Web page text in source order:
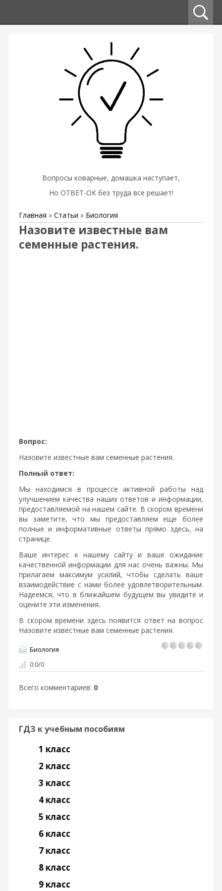
Вопросы коварные, домашка наступает,
Но ОТВЕТ-ОК без труда все решает!
Главная » Статьи » Биология
Назовите известные вам
семенные растения.
Вопрос:
Назовите известные вам семенные растения.
Полный ответ:
Мы находимся в процессе активной работы над
улучшением качества наших ответов и информации,
предоставляемой на нашем сайте. В скором времени
вы заметите, что мы предоставляем еще более
полные и информативные ответы прямо здесь, на
странице.
Ваше интерес к нашему сайту и ваше ожидание
качественной информации для нас очень важны. Мы
прилагаем максимум усилий, чтобы сделать ваше
взаимодействие с нами более удовлетворительным.
Надеемся, что в ближайшем будущем вы увидите и
оцените эти изменения.
В скором времени здесь появится ответ на вопрос
Назовите известные вам семенные растения.
Биология
0.0/0
Всего комментариев: 0
ГДЗ к учебным пособиям
1 класс
2 класс
3 класс
4 класс
5 класс
6 класс
7 класс
8 класс
9 класс